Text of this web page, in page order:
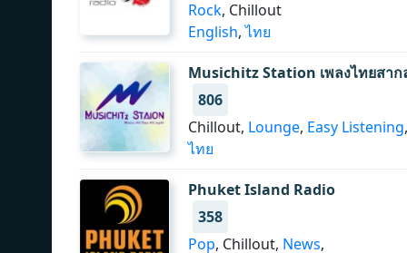
Rock, Chillout
English,ไทย
Musichitz Station เพลงไทยสาก
806
Chillout, Lounge, Easy Listening,
ไทย
Phuket Island Radio
358
Pop, Chillout, News,